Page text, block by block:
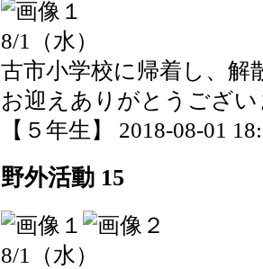
8/1（水）
古市小学校に帰着し、解
お迎えありがとうござ
【５年生】 2018-08-01
野外活動 15
8/1（水）